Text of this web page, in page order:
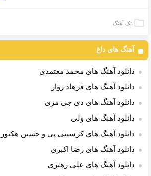
تک آهنگ
آهنگ های داغ
دانلود آهنگ های محمد معتمدی
دانلود آهنگ های فرهاد زوار
دانلود آهنگ های دی جی مری
دانلود آهنگ های ولی
دانلود آهنگ های کرسیتی پی و حسین هکتور
دانلود آهنگ های رضا اکبری
دانلود آهنگ های علی رهبری